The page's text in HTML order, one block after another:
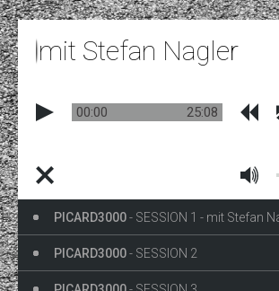
- mit Stefan Nagler
00:00 25:08
PICARD3000- SESSION 1 - mit Stefan
PICARD3000- SESSION 2